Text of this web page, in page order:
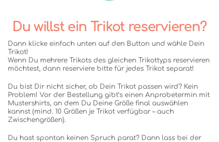
Du willst ein Trikot reservieren?
Dann klicke einfach unten auf den Button und wähle Dein
Trikot!
Wenn Du mehrere Trikots des gleichen Trikottyps reservieren
möchtest, dann reserviere bitte für jedes Trikot separat!
Du bist Dir nicht sicher, ob Dein Trikot passen wird? Kein
Problem! Vor der Bestellung gibt’s einen Anprobetermin mit
Mustershirts, an dem Du Deine Größe final auswählen
kannst (mind. 10 Größen je Trikot verfügbar – auch
Zwischengrößen).
Du hast spontan keinen Spruch parat? Dann lass bei der